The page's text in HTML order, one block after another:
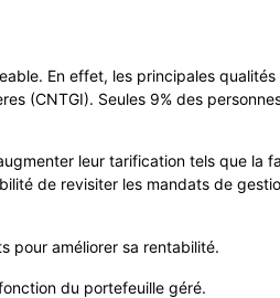
En effet, les principales
(CNTGI). Seules 9% des
leur tarification tels que la
de revisiter les mandats de
pour améliorer sa rentabilité.
du portefeuille géré.